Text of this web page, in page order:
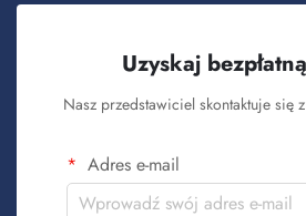
Uzyskaj
Nasz przedstawiciel skontaktuje się
Adres e-mail